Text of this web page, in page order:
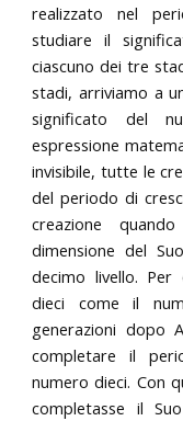
realizzato nel
studiare il
ciascuno dei tre
stadi, arriviamo a
significato del
espressione
invisibile, tutte le
del periodo di
creazione
dimensione del
decimo livello.
dieci come il
generazioni dopo
completare il
numero dieci. Con
completasse il